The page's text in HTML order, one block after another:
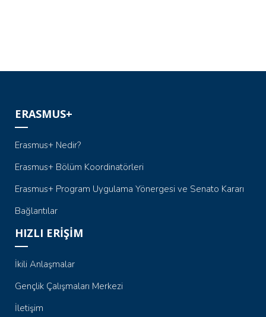
ERASMUS+
Erasmus+ Nedir?
Erasmus+ Bölüm Koordinatörleri
Erasmus+ Program Uygulama Yönergesi ve Senato Kararı
Bağlantılar
HIZLI ERİŞİM
İkili Anlaşmalar
Gençlik Çalışmaları Merkezi
İletişim